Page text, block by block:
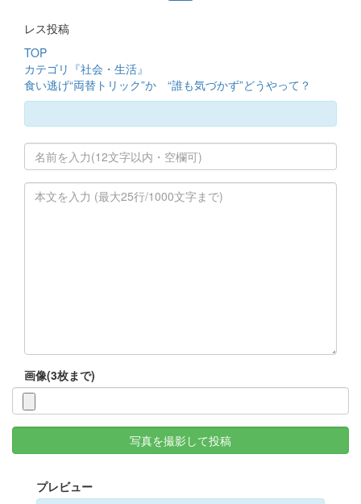
レス投稿
TOP
カテゴリ『社会・生活』
食い逃げ“両替トリック”か “誰も気づかず”どうやって？
画像(3枚まで)
写真を撮影して投稿
プレビュー